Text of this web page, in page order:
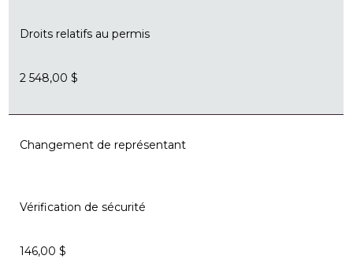
Droits relatifs au permis
2 548,00 $
Changement de représentant
Vérification de sécurité
146,00 $